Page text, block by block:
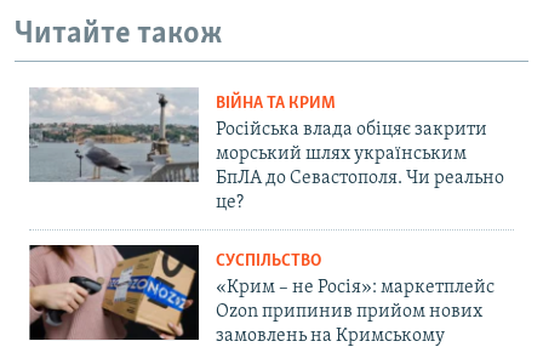
Читайте також
ВІЙНА ТА КРИМ
Російська влада обіцяє закрити
морський шлях українським
БпЛА до Севастополя. Чи реально
це?
СУСПІЛЬСТВО
«Крим – не Росія»: маркетплейс
Ozon припинив прийом нових
замовлень на Кримському